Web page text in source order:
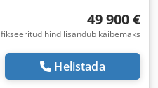
49 900 €
fikseeritud hind lisandub käibemaks
Helistada